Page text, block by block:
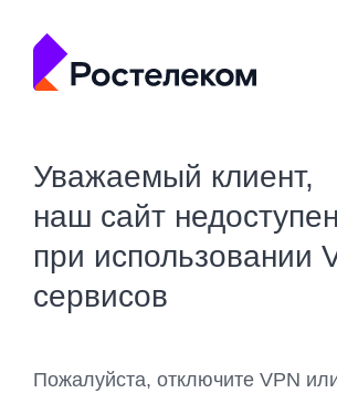
Уважаемый клиент,
наш сайт недоступен
при использовании
сервисов
Пожалуйста, отключите VPN